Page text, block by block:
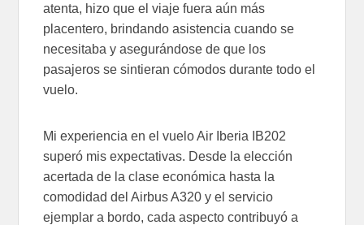
atenta, hizo que el viaje fuera aún más
placentero, brindando asistencia cuando se
necesitaba y asegurándose de que los
pasajeros se sintieran cómodos durante todo el
vuelo.
Mi experiencia en el vuelo Air Iberia IB202
superó mis expectativas. Desde la elección
acertada de la clase económica hasta la
comodidad del Airbus A320 y el servicio
ejemplar a bordo, cada aspecto contribuyó a